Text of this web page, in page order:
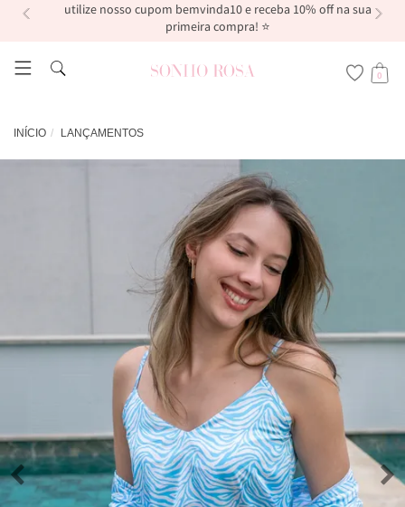
utilize nosso cupom bemvinda10 e receba 10% off na sua
primeira compra! ⭐
0
INÍCIO LANÇAMENTOS